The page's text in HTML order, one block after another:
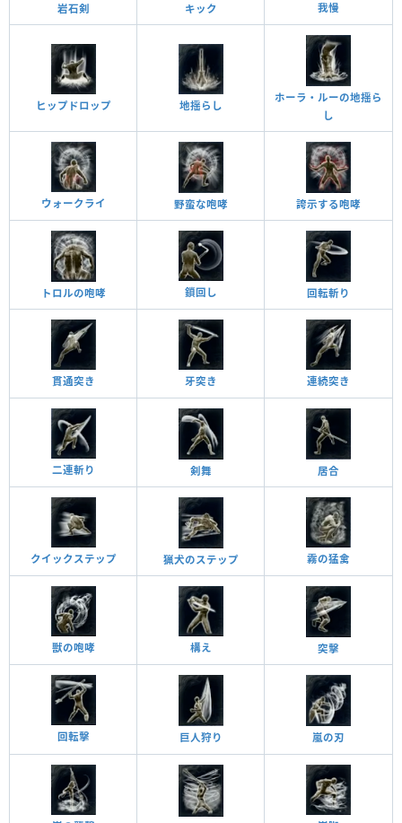
岩石剣 キック 我慢
ヒップドロップ 地揺らし
ホーラ・ルーの地揺ら
し
ウォークライ 野蛮な咆哮 誇示する咆哮
トロルの咆哮 鎖回し 回転斬り
貫通突き 牙突き 連続突き
二連斬り 剣舞 居合
クイックステップ 猟犬のステップ 霧の猛禽
獣の咆哮 構え 突擊
回転擊 巨人狩り 嵐の刃